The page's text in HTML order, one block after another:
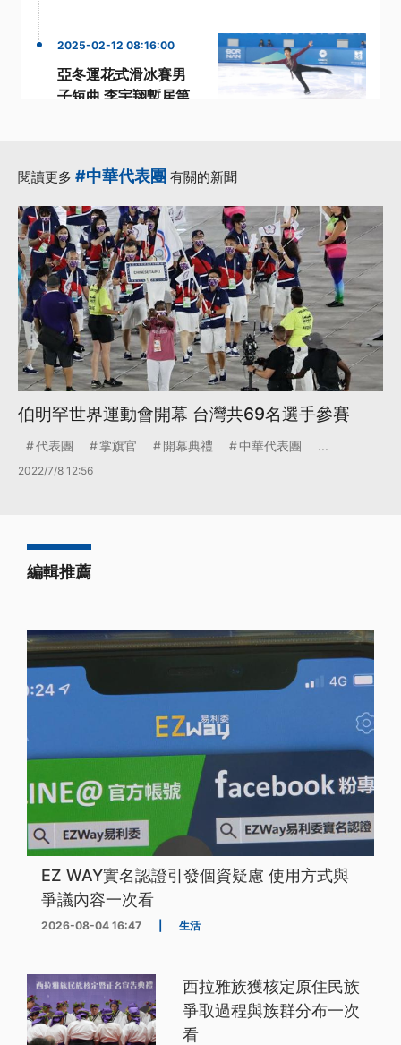
2025-02-12 08:16:00
亞冬運花式滑冰賽男
子短曲 李宇翔暫居第
閱讀更多 #中華代表團 有關的新聞
伯明罕世界運動會開幕 台灣共69名選手參賽
代表團 掌旗官 開幕典禮 中華代表團 ...
2022/7/8 12:56
編輯推薦
EZ WAY實名認證引發個資疑慮 使用方式與
爭議內容一次看
2026-08-04 16:47 生活
西拉雅族獲核定原住民族
爭取過程與族群分布一次
看